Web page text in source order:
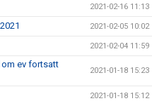
2021-02-16 11:13
2021-02-05 10:02
2021-02-04 11:59
ev fortsatt
2021-01-18 15:23
2021-01-18 15:12